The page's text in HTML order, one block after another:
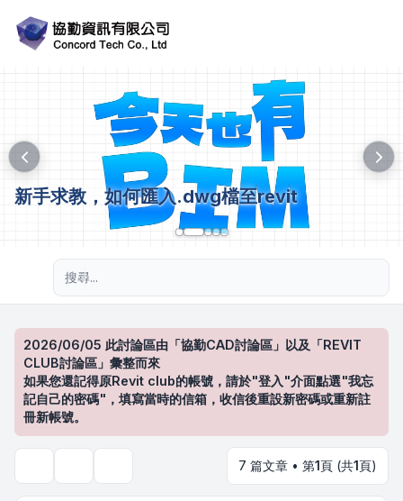
新手求教，如何匯入.dwg檔至revit
2026/06/05 此討論區由「協勤CAD討論區」以及「REVIT
CLUB討論區」彙整而來
如果您還記得原Revit club的帳號，請於"登入"介面點選"我忘
記自己的密碼"，填寫當時的信箱，收信後重設新密碼或重新註
冊新帳號。
7 篇文章 • 第1頁 (共1頁)